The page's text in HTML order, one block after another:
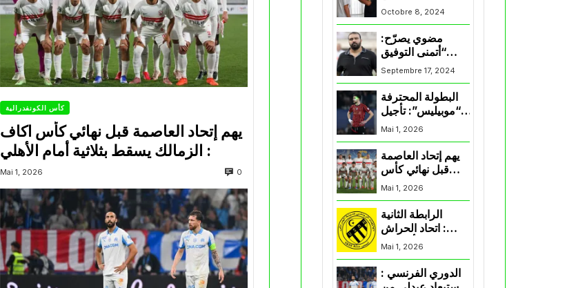
كأس الكونفدرالية
يهم إتحاد العاصمة قبل نهائي كأس اكاف
Mai 1, 2026 0
طموحاته مع
المنتخب و شباب
قسنطينة
Octobre 8, 2024
مضوي يصرّح:
“أتمنى التوفيق
لممثلي الكرة
الجزائرية في
Septembre 17, 2024
البطولة المحترفة
“موبيليس”: تأجيل
مباراة إتحاد
العاصمة وأتلتيك
بارادو
Mai 1, 2026
يهم إتحاد العاصمة
قبل نهائي كأس
اكاف : الزمالك
يسقط بثلاثية أمام
Mai 1, 2026
الرابطة الثانية
: اتحاد الحراش
يحسم التأهل إلى
“البلاي أوف”
Mai 1, 2026
الدوري الفرنسي :